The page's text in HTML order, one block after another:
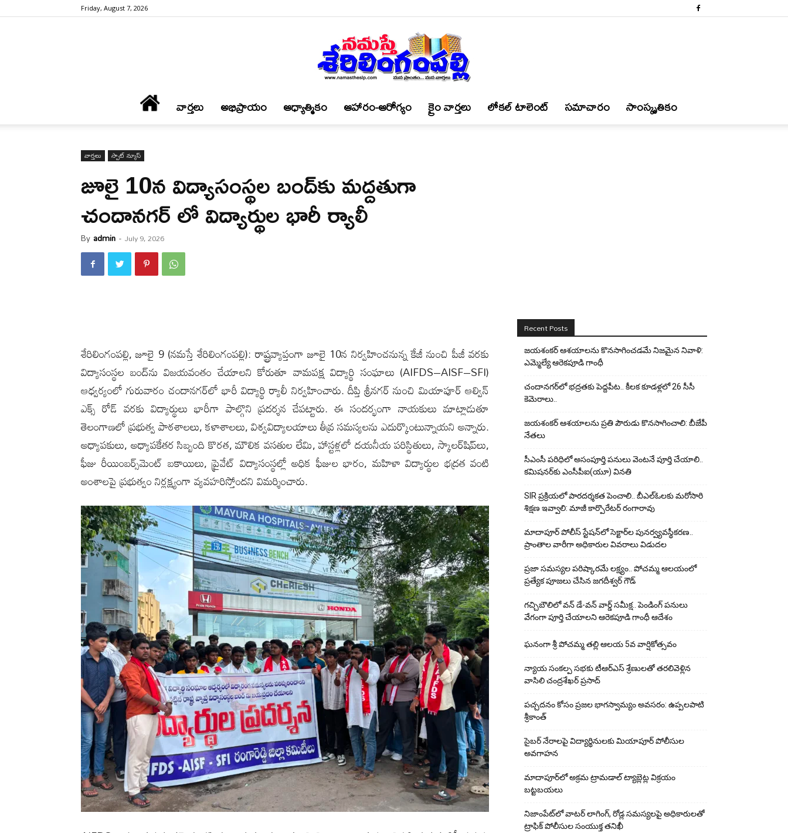
Friday, August 7, 2026
శేరిలింగంపల్లి
వార్త‌లు అభిప్రాయం ఆధ్యాత్మికం ఆహారం-ఆరోగ్యం క్రైం వార్త‌లు లోకల్ టాలెంట్ స‌మాచారం సాంస్కృతికం
వార్త‌లు స్పాట్ న్యూస్
జూలై 10న‌ విద్యాసంస్థల బంద్‌కు మద్దతుగా
చందానగర్ లో విద్యార్థుల భారీ ర్యాలీ
By admin - July 9, 2026
శేరిలింగంప‌ల్లి, జూలై 9 (న‌మ‌స్తే శేరిలింగంప‌ల్లి): రాష్ట్రవ్యాప్తంగా జూలై 10న నిర్వహించనున్న కేజీ నుంచి పీజీ వరకు
విద్యాసంస్థల బంద్‌ను విజయవంతం చేయాలని కోరుతూ వామపక్ష విద్యార్థి సంఘాలు (AIFDS–AISF–SFI)
ఆధ్వర్యంలో గురువారం చందానగర్‌లో భారీ విద్యార్థి ర్యాలీ నిర్వహించారు. దీప్తి శ్రీనగర్ నుంచి మియాపూర్ ఆల్విన్
ఎక్స్ రోడ్ వరకు విద్యార్థులు భారీగా పాల్గొని ప్రదర్శన చేపట్టారు. ఈ సందర్భంగా నాయకులు మాట్లాడుతూ
తెలంగాణలో ప్రభుత్వ పాఠశాలలు, కళాశాలలు, విశ్వవిద్యాలయాలు తీవ్ర సమస్యలను ఎదుర్కొంటున్నాయని అన్నారు.
అధ్యాపకులు, అధ్యాపకేతర సిబ్బంది కొరత, మౌలిక వసతుల లేమి, హాస్టళ్లలో దయనీయ పరిస్థితులు, స్కాలర్‌షిప్‌లు,
ఫీజు రీయింబర్స్‌మెంట్ బకాయిలు, ప్రైవేట్ విద్యాసంస్థల్లో అధిక ఫీజుల భారం, మహిళా విద్యార్థుల భద్రత వంటి
అంశాలపై ప్రభుత్వం నిర్లక్ష్యంగా వ్యవహరిస్తోందని విమర్శించారు.
Recent Posts
జయశంకర్ ఆశయాలను కొనసాగించడమే నిజమైన నివాళి:
ఎమ్మెల్యే ఆరెక‌పూడి గాంధీ
చందానగర్‌లో భద్రతకు పెద్దపీట.. కీలక కూడళ్లలో 26 సీసీ
కెమెరాలు..
జయశంకర్ ఆశయాలను ప్రతి పౌరుడు కొనసాగించాలి: బీజేపీ
నేతలు
సీఎంసీ పరిధిలో అసంపూర్తి పనులు వెంటనే పూర్తి చేయాలి..
కమిషనర్‌కు ఎంసీపీఐ(యూ) వినతి
SIR ప్రక్రియలో పారదర్శకత పెంచాలి.. బీఎల్ఓలకు మరోసారి
శిక్షణ ఇవ్వాలి: మాజీ కార్పొరేటర్ రంగారావు
మాదాపూర్ పోలీస్‌ స్టేషన్‌లో సెక్టార్‌ల పునర్వ్యవస్థీకరణ..
ప్రాంతాల వారీగా అధికారుల వివరాలు విడుదల
ప్రజా సమస్యల పరిష్కారమే లక్ష్యం.. పోచమ్మ ఆలయంలో
ప్రత్యేక పూజలు చేసిన జగదీశ్వర్ గౌడ్
గచ్చిబౌలిలో వన్ డే-వన్ వార్డ్ సమీక్ష.. పెండింగ్ పనులు
వేగంగా పూర్తి చేయాలని ఆరెకపూడి గాంధీ ఆదేశం
ఘ‌నంగా శ్రీ పోచమ్మ త‌ల్లి ఆలయ 5వ వార్షికోత్సవం
న్యాయ సంక‌ల్ప స‌భ‌కు టీఆర్ఎస్ శ్రేణుల‌తో త‌ర‌లివెళ్లిన
వాసిలి చంద్ర‌శేఖ‌ర్ ప్ర‌సాద్
పచ్చదనం కోసం ప్రజల భాగస్వామ్యం అవసరం: ఉప్పలపాటి
శ్రీకాంత్
సైబర్ నేరాలపై విద్యార్థినులకు మియాపూర్ పోలీసుల
అవగాహన
మాదాపూర్‌లో అక్రమ ట్రామడాల్ ట్యాబ్లెట్ల విక్రయం
బట్టబయలు
నిజాంపేట్‌లో వాటర్ లాగింగ్, రోడ్ల సమస్యలపై అధికారులతో
ట్రాఫిక్ పోలీసుల సంయుక్త తనిఖీ